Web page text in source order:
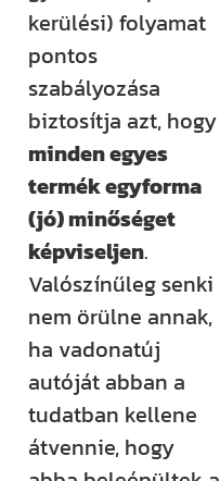
kerülési) folyamat
pontos
szabályozása
biztosítja azt, hogy
minden egyes
termék egyforma
(jó) minőséget
képviseljen.
Valószínűleg senki
nem örülne annak,
ha vadonatúj
autóját abban a
tudatban kellene
átvennie, hogy